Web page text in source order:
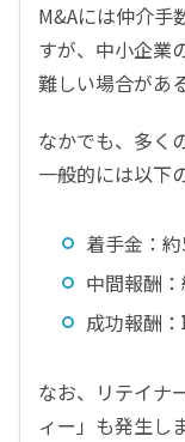
M&Aには仲介手
すが、中小企業
難しい場合があ
なかでも、多く
一般的には以下
着手金：
中間報酬
成功報酬
なお、リテイナ
ィー」も発生し